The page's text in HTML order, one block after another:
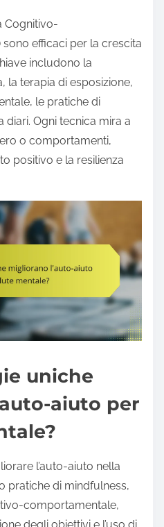
Cognitivo-
efficaci per la crescita
includono la
la terapia di esposizione,
le pratiche di
Ogni tecnica mira a
o comportamenti,
positivo e la resilienza
uniche
aiuto per
l’auto-aiuto nella
pratiche di mindfulness,
comportamentale,